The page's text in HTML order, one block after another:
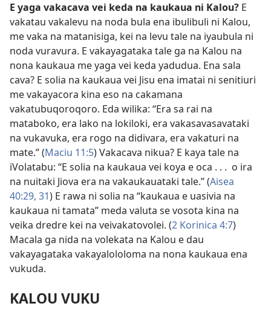
E yaga vakacava vei keda na kaukaua ni Kalou? E
vakatau vakalevu na noda bula ena ibulibuli ni Kalou,
me vaka na matanisiga, kei na levu tale na iyaubula ni
noda vuravura. E vakayagataka tale ga na Kalou na
nona kaukaua me yaga vei keda yadudua. Ena sala
cava? E solia na kaukaua vei Jisu ena imatai ni senitiuri
me vakayacora kina eso na cakamana
vakatubuqoroqoro. Eda wilika: “Era sa rai na
mataboko, era lako na lokiloki, era vakasavasavataki
na vukavuka, era rogo na didivara, era vakaturi na
mate.” (Maciu 11:5) Vakacava nikua? E kaya tale na
iVolatabu: “E solia na kaukaua vei koya e oca . . . o ira
na nuitaki Jiova era na vakaukauataki tale.” (Aisea
40:29, 31) E rawa ni solia na “kaukaua e uasivia na
kaukaua ni tamata” meda valuta se vosota kina na
veika dredre kei na veivakatovolei. (2 Korinica 4:7)
Macala ga nida na volekata na Kalou e dau
vakayagataka vakayalololoma na nona kaukaua ena
vukuda.
KALOU VUKU